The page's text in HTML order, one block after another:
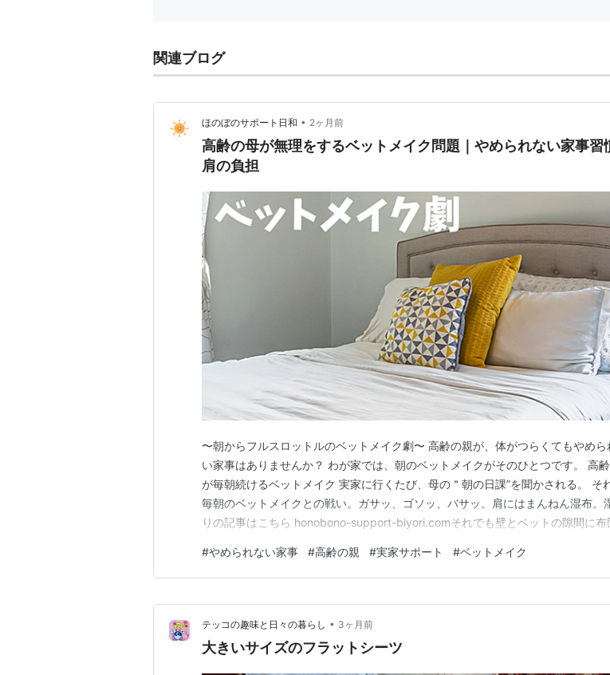
関連ブログ
ほのぼのサポート日和 • 2ヶ月前
高齢の母が無理をするベットメイク問題｜やめられない家事習
肩の負担
〜朝からフルスロットルのベットメイク劇〜 高齢の親が、体がつらくてもやめら
い家事はありませんか？ わが家では、朝のベットメイクがそのひとつです。 高
が毎朝続けるベットメイク 実家に行くたび、母の＂朝の日課”を聞かされる。 そ
毎朝のベットメイクとの戦い。ガサッ、ゴソッ、バサッ。肩にはまんねん湿布。
りの記事はこちら honobono-support-biyori.comそれでも壁とベットの隙間に布
母「見た目が綺麗じゃないと気になるのよ！」…訪問客のベットチェック、そんな
繁にあるだろうか。…
#やめられない家事 #高齢の親 #実家サポート #ベットメイク
テッコの趣味と日々の暮らし • 3ヶ月前
大きいサイズのフラットシーツ